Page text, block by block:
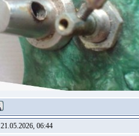
21.05.2026, 06:44